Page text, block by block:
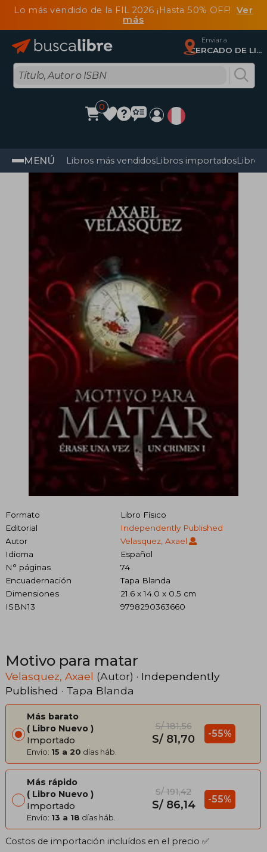
Lo más vendido de la FIL 2026 ¡Hasta 50% OFF! Ver
más
Enviar a
CERCADO DE LIMA, Lima
0
MENÚ Libros más vendidosLibros importadosLibros
Formato
Libro Físico
Editorial
Independently Published
Autor
Velasquez, Axael
Idioma
Español
N° páginas
74
Encuadernación
Tapa Blanda
Dimensiones
21.6 x 14.0 x 0.5 cm
ISBN13
9798290363660
Motivo para matar
Velasquez, Axael (Autor) · Independently
Published · Tapa Blanda
Más barato
Libro Nuevo
Importado
Envío: 15 a 20 días háb.
S/ 181,56
S/ 81,70 -55%
Más rápido
Libro Nuevo
Importado
Envío: 13 a 18 días háb.
S/ 191,42
S/ 86,14 -55%
Costos de importación incluídos en el precio ✅